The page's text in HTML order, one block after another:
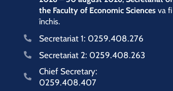
the Faculty of Economic Sciences va fi
închis.
Secretariat 1: 0259.408.276
Secretariat 2: 0259.408.263
Chief Secretary:
0259.408.407